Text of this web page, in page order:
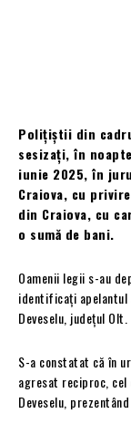
Polițiștii din
sesizați, în
iunie 2025, în
Craiova, cu
din Craiova, cu
o sumă de bani.
Oamenii legii s-au
identificați apelantul
Deveselu, județul Olt.
S-a constatat că în
agresat reciproc,
Deveselu,